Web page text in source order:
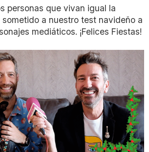
personas que vivan igual la
a nuestro test navideño a
mediáticos. ¡Felices Fiestas!